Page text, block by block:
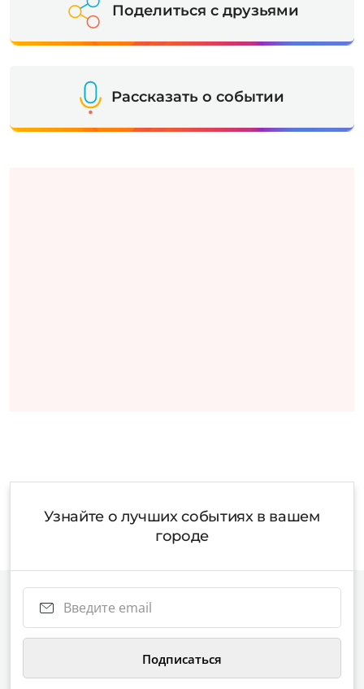
Поделиться с друзьями
Рассказать о событии
Узнайте о лучших событиях в вашем
городе